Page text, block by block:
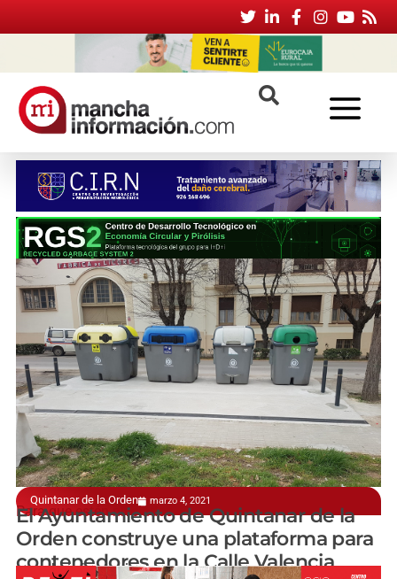
Quintanar de la Orden marzo 4, 2021
Para que estén nivelados
El Ayuntamiento de Quintanar de la
Orden construye una plataforma para
contenedores en la Calle Valencia
manchainformacion.com